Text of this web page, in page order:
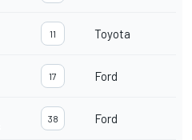
11 Toyota
17 Ford
38 Ford